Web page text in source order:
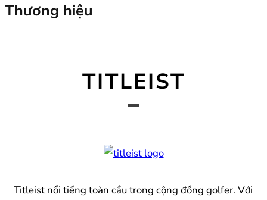
Thương hiệu
TITLEIST
Titleist nổi tiếng toàn cầu trong cộng đồng golfer. Với